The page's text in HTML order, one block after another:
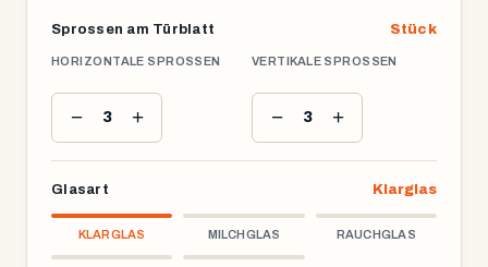
Sprossen am Türblatt Stück
HORIZONTALE SPROSSEN
− 3 +
VERTIKALE SPROSSEN
− 3 +
Glasart Klarglas
KLARGLAS MILCHGLAS RAUCHGLAS